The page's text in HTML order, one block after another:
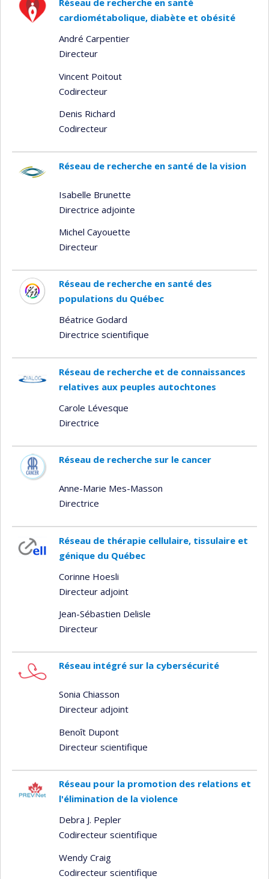
Réseau de recherche en santé
cardiométabolique, diabète et obésité
André Carpentier
Directeur
Vincent Poitout
Codirecteur
Denis Richard
Codirecteur
Réseau de recherche en santé de la vision
Isabelle Brunette
Directrice adjointe
Michel Cayouette
Directeur
Réseau de recherche en santé des
populations du Québec
Béatrice Godard
Directrice scientifique
Réseau de recherche et de connaissances
relatives aux peuples autochtones
Carole Lévesque
Directrice
Réseau de recherche sur le cancer
Anne-Marie Mes-Masson
Directrice
Réseau de thérapie cellulaire, tissulaire et
génique du Québec
Corinne Hoesli
Directeur adjoint
Jean-Sébastien Delisle
Directeur
Réseau intégré sur la cybersécurité
Sonia Chiasson
Directeur adjoint
Benoît Dupont
Directeur scientifique
Réseau pour la promotion des relations et
l'élimination de la violence
Debra J. Pepler
Codirecteur scientifique
Wendy Craig
Codirecteur scientifique